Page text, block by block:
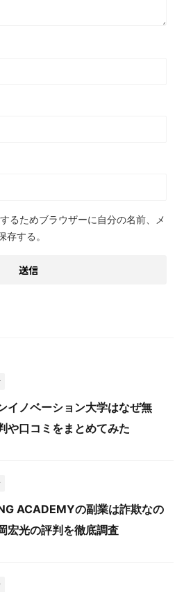
るためブラウザーに自分の名前、メ
存する。
イノベーション大学はなぜ無
や口コミをまとめてみた
ACADEMYの副業は詐欺なの
宏光の評判を徹底調査